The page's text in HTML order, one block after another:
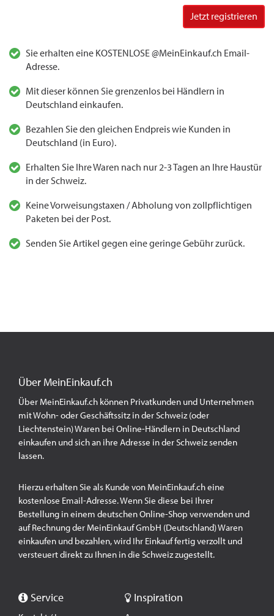
Jetzt registrieren
Sie erhalten eine KOSTENLOSE @MeinEinkauf.ch Email-
Adresse.
Mit dieser können Sie grenzenlos bei Händlern in
Deutschland einkaufen.
Bezahlen Sie den gleichen Endpreis wie Kunden in
Deutschland (in Euro).
Erhalten Sie Ihre Waren nach nur 2-3 Tagen an Ihre Haustür
in der Schweiz.
Keine Vorweisungstaxen / Abholung von zollpflichtigen
Paketen bei der Post.
Senden Sie Artikel gegen eine geringe Gebühr zurück.
Über MeinEinkauf.ch
Über MeinEinkauf.ch können Privatkunden und Unternehmen
mit Wohn- oder Geschäftssitz in der Schweiz (oder
Liechtenstein) Waren bei Online-Händlern in Deutschland
einkaufen und sich an ihre Adresse in der Schweiz senden
lassen.
Hierzu erhalten Sie als Kunde von MeinEinkauf.ch eine
kostenlose Email-Adresse. Wenn Sie diese bei Ihrer
Bestellung in einem deutschen Online-Shop verwenden und
auf Rechnung der MeinEinkauf GmbH (Deutschland) Waren
einkaufen und bezahlen, wird Ihr Einkauf fertig verzollt und
versteuert direkt zu Ihnen in die Schweiz zugestellt.
Service Inspiration